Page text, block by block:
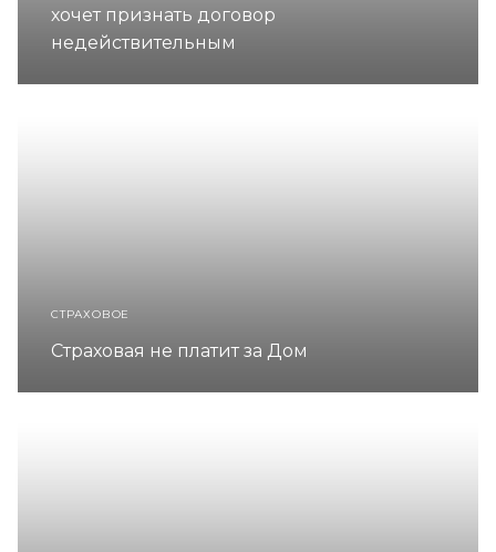
хочет признать договор
недействительным
СТРАХОВОЕ
Страховая не платит за Дом